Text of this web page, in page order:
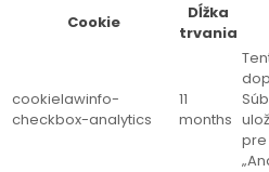
Cookie
Dĺžka
trvania
cookielawinfo-
checkbox-analytics
11
months
pre